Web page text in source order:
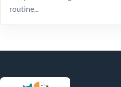
routine...